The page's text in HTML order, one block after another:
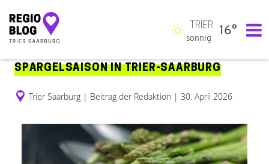
Hauptnavigation
TRIER
sonnig
16°
SPARGELSAISON IN TRIER-SAARBURG
Trier Saarburg | Beitrag der Redaktion | 30. April 2026